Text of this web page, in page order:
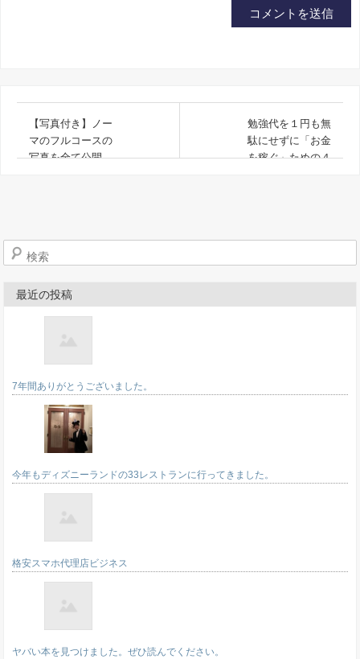
【写真付き】ノー
マのフルコースの
写真を全て公開
勉強代を１円も無
駄にせずに「お金
を稼ぐ」ための４
検索
最近の投稿
7年間ありがとうございました。
今年もディズニーランドの33レストランに行ってきました。
格安スマホ代理店ビジネス
ヤバい本を見つけました。ぜひ読んでください。